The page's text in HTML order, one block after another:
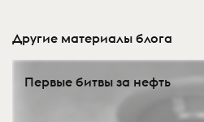
Другие материалы блога
Первые битвы за нефть